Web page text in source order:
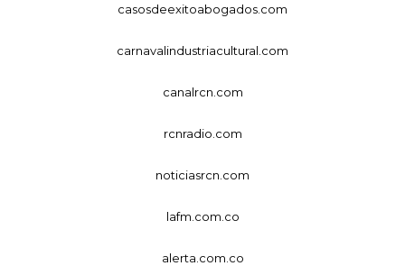
casosdeexitoabogados.com
carnavalindustriacultural.com
canalrcn.com
rcnradio.com
noticiasrcn.com
lafm.com.co
alerta.com.co